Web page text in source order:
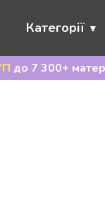
Категорії
до 7 300+